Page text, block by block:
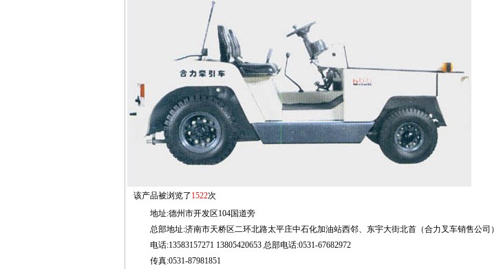
该产品被浏览了 1522次
地址:德州市开发区104国道旁
总部地址:济南市天桥区二环北路太平庄中石化加油站西邻、东宇大街北首（合力叉车销售公司）
电话:13583157271 13805420653 总部电话:0531-67682972
传真:0531-87981851